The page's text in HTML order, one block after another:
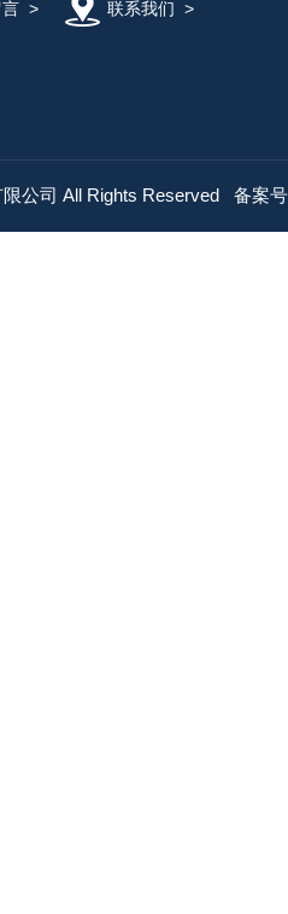
> 联系我们 >
公司 All Rights Reserved 备案